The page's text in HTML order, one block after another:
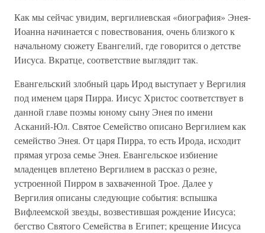
Как мы сейчас увидим, вергилиевская «биография» Энея-
Иоанна начинается с повествования, очень близкого к
начальному сюжету Евангелий, где говорится о детстве
Иисуса. Вкратце, соответствие выглядит так.
Евангельский злобный царь Ирод выступает у Вергилия
под именем царя Пирра. Иисус Христос соответствует в
данной главе поэмы юному сыну Энея по имени
Асканий-Юл. Святое Семейство описано Вергилием как
семейство Энея. От царя Пирра, то есть Ирода, исходит
прямая угроза семье Энея. Евангельское избиение
младенцев вплетено Вергилием в рассказ о резне,
устроенной Пирром в захваченной Трое. Далее у
Вергилия описаны следующие события: вспышка
Вифлеемской звезды, возвестившая рождение Иисуса;
бегство Святого Семейства в Египет; крещение Иисуса